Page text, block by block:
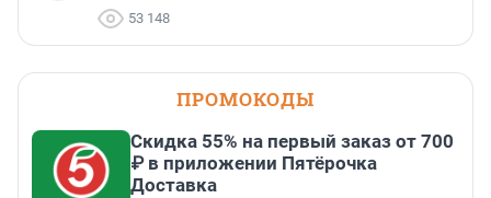
53 148
ПРОМОКОДЫ
Скидка 55% на первый заказ от 700
₽ в приложении Пятёрочка
Доставка